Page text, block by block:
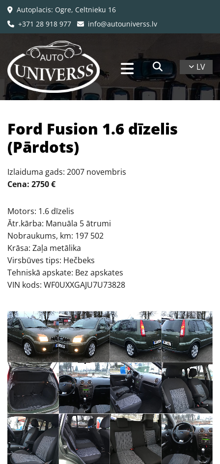
 Autoplacis: Ogre, Celtnieku 16
 +371 28 918 977  info@autouniverss.lv
LV
​Ford Fusion 1.6 dīzelis
(Pārdots)
Izlaiduma gads: 2007 novembris
Cena: 2750 €
Motors: 1.6 dīzelis
Ātr.kārba: Manuāla 5 ātrumi
Nobraukums, km: 197 502
Krāsa: Zaļa metālika
Virsbūves tips: Hečbeks
Tehniskā apskate: Bez apskates
VIN kods: WF0UXXGAJU7U73828